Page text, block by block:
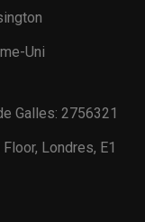
Uni
Galles: 2756321
Londres, E1